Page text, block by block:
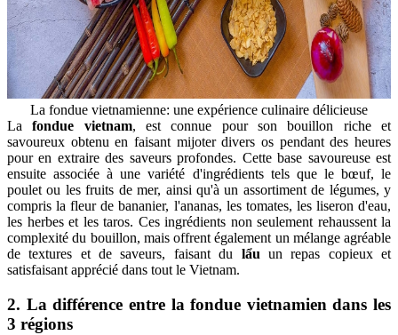
La fondue vietnamienne: une expérience culinaire délicieuse
Lafondue vietnam, est connue pour son bouillon riche et
savoureux obtenu en faisant mijoter divers os pendant des heures
pour en extraire des saveurs profondes. Cette base savoureuse est
ensuite associée à une variété d'ingrédients tels que le bœuf, le
poulet ou les fruits de mer, ainsi qu'à un assortiment de légumes, y
compris la fleur de bananier, l'ananas, les tomates, les liseron d'eau,
les herbes et les taros. Ces ingrédients non seulement rehaussent la
complexité du bouillon, mais offrent également un mélange agréable
de textures et de saveurs, faisant du lẩu un repas copieux et
satisfaisant apprécié dans tout le Vietnam.
2. La différence entre la fondue vietnamien dans les
3 régions